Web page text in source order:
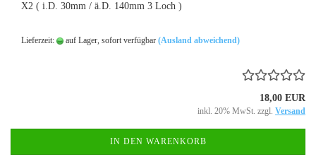
X2 ( i.D. 30mm / ä.D. 140mm 3 Loch )
Lieferzeit: auf Lager, sofort verfügbar (Ausland abweichend)
18,00 EUR
inkl. 20% MwSt. zzgl. Versand
IN DEN WARENKORB